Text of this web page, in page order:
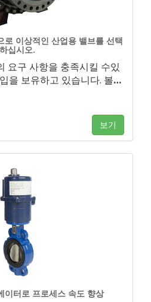
로 이상적인 산업용 밸브를 선택
하십시오.
요구 사항을 충족시킬 수있
을 보유하고 있습니다. 볼…
보기
이터로 프로세스 속도 향상